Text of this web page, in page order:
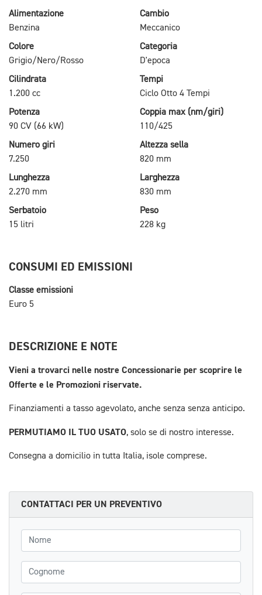
Alimentazione
Benzina
Cambio
Meccanico
Colore
Grigio/Nero/Rosso
Categoria
D'epoca
Cilindrata
1.200 cc
Tempi
Ciclo Otto 4 Tempi
Potenza
90 CV (66 kW)
Coppia max (nm/giri)
110/425
Numero giri
7.250
Altezza sella
820 mm
Lunghezza
2.270 mm
Larghezza
830 mm
Serbatoio
15 litri
Peso
228 kg
CONSUMI ED EMISSIONI
Classe emissioni
Euro 5
DESCRIZIONE E NOTE
Vieni a trovarci nelle nostre Concessionarie per scoprire le
Offerte e le Promozioni riservate.
Finanziamenti a tasso agevolato, anche senza senza anticipo.
PERMUTIAMO IL TUO USATO, solo se di nostro interesse.
Consegna a domicilio in tutta Italia, isole comprese.
CONTATTACI PER UN PREVENTIVO
Nome
Cognome